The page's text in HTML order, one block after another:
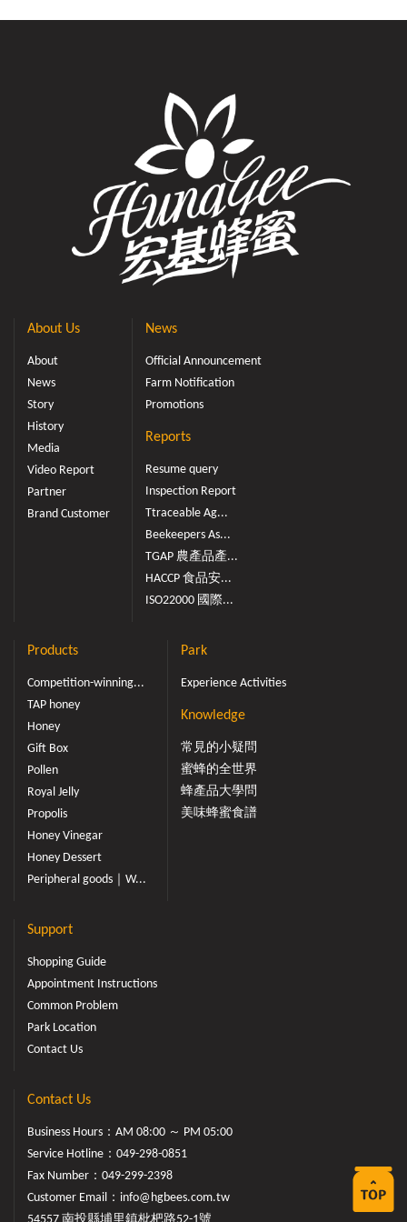
About Us
About
News
Story
History
Media
Video Report
Partner
Brand Customer
News
Official Announcement
Farm Notification
Promotions
Reports
Resume query
Inspection Report
Ttraceable Ag...
Beekeepers As...
TGAP 農產品產...
HACCP 食品安...
ISO22000 國際...
Products
Competition-winning...
TAP honey
Honey
Gift Box
Pollen
Royal Jelly
Propolis
Honey Vinegar
Honey Dessert
Peripheral goods｜W...
Park
Experience Activities
Knowledge
常見的小疑問
蜜蜂的全世界
蜂產品大學問
美味蜂蜜食譜
Support
Shopping Guide
Appointment Instructions
Common Problem
Park Location
Contact Us
Contact Us
Business Hours：AM 08:00 ～ PM 05:00
Service Hotline： 049-298-0851
Fax Number：049-299-2398
Customer Email： info@hgbees.com.tw